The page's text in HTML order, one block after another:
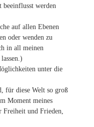
werden
auf allen Ebenen
oder wenden zu
in all meinen
unter die
für diese Welt so groß
Moment meines
und Frieden,